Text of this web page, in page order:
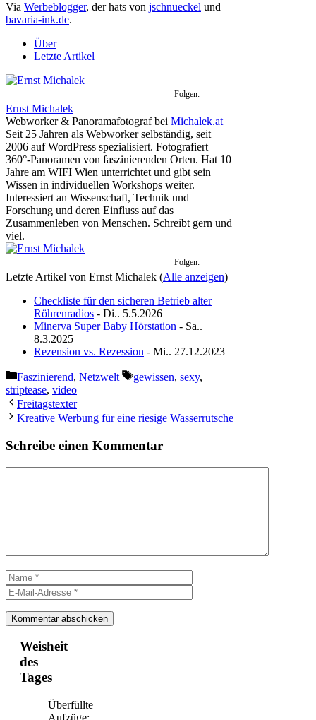
Via Werbeblogger, der hats von jschnueckel und
bavaria-ink.de.
Über
Letzte Artikel
Folgen:
Ernst Michalek
Webworker & Panoramafotografbei Michalek.at
Seit 25 Jahren als Webworker selbständig, seit
2006 auf WordPress spezialisiert. Fotografiert
360°-Panoramen von faszinierenden Orten. Hat 10
Jahre am WIFI Wien unterrichtet und gibt sein
Wissen in individuellen Workshops weiter.
Interessiert an Wissenschaft, Technik und
Forschung und deren Einfluss auf das
Zusammenleben von Menschen. Schreibt gern und
viel.
Folgen:
Letzte Artikel von Ernst Michalek (Alle anzeigen)
Checkliste für den sicheren Betrieb alter
Röhrenradios - Di.. 5.5.2026
Minerva Super Baby Hörstation - Sa..
8.3.2025
Rezension vs. Rezession - Mi.. 27.12.2023
Kategorien
Faszinierend, Netzwelt Schlagwörter
gewissen, sexy,
striptease, video
Freitagstexter
Kreative Werbung für eine riesige Wasserrutsche
Schreibe einen Kommentar
Name
Mail-
Adresse
Weisheit
des
Tages
Überfüllte
Aufzüge: